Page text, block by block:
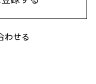
わせる